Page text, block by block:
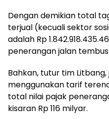
Dengan demikian total
terjual (kecuali sektor
adalah Rp
penerangan jalan tembus
Bahkan, tutur tim
menggunakan tarif
total nilai pajak
kisaran Rp 116 milyar.